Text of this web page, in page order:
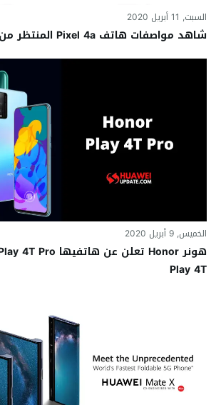
السبت, 11 أبريل 2020
شاهد مواصفات هاتف Pixel 4a المنتظر من جوجل
الخميس, 9 أبريل 2020
Play 4T